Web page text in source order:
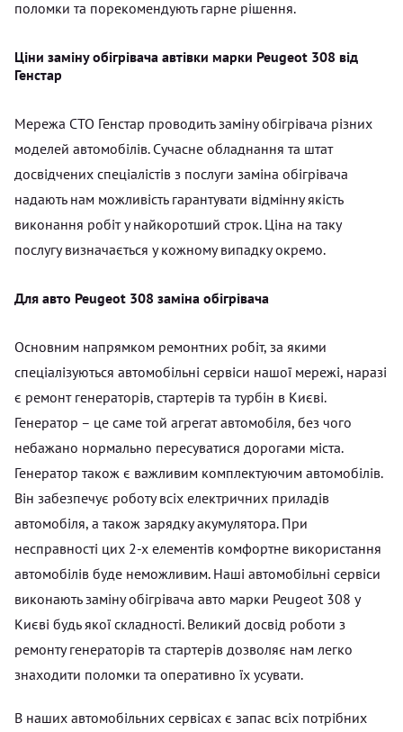
поломки та порекомендують гарне рішення.
Ціни заміну обігрівача автівки марки Peugeot 308 від
Генстар
Мережа СТО Генстар проводить заміну обігрівача різних
моделей автомобілів. Сучасне обладнання та штат
досвідчених спеціалістів з послуги заміна обігрівача
надають нам можливість гарантувати відмінну якість
виконання робіт у найкоротший строк. Ціна на таку
послугу визначається у кожному випадку окремо.
Для авто Peugeot 308 заміна обігрівача
Основним напрямком ремонтних робіт, за якими
спеціалізуються автомобільні сервіси нашої мережі, наразі
є ремонт генераторів, стартерів та турбін в Києві.
Генератор – це саме той агрегат автомобіля, без чого
небажано нормально пересуватися дорогами міста.
Генератор також є важливим комплектуючим автомобілів.
Він забезпечує роботу всіх електричних приладів
автомобіля, а також зарядку акумулятора. При
несправності цих 2-х елементів комфортне використання
автомобілів буде неможливим. Наші автомобільні сервіси
виконають заміну обігрівача авто марки Peugeot 308 у
Києві будь якої складності. Великий досвід роботи з
ремонту генераторів та стартерів дозволяє нам легко
знаходити поломки та оперативно їх усувати.
В наших автомобільних сервісах є запас всіх потрібних